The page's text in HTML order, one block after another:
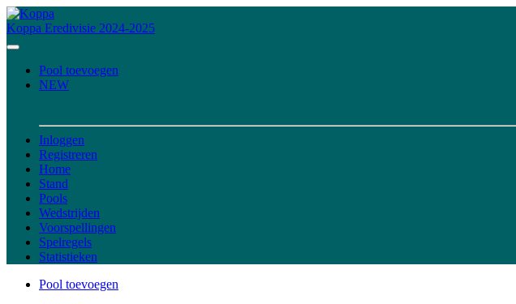
Koppa Eredivisie 2024-2025
Pool toevoegen
NEW
Inloggen
Registreren
Home
Stand
Pools
Wedstrijden
Voorspellingen
Spelregels
Statistieken
Pool toevoegen